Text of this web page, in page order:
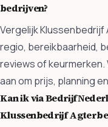
bedrijven?
Vergelijk
regio, bereikbaarheid,
reviews of
aan om prijs, planning
Kan ik via
Klussenbedrijf